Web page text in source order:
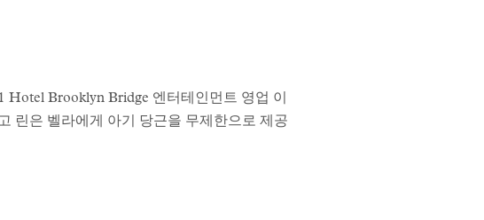
Brooklyn Bridge 엔터테인먼트 영업 이
린은 벨라에게 아기 당근을 무제한으로 제공